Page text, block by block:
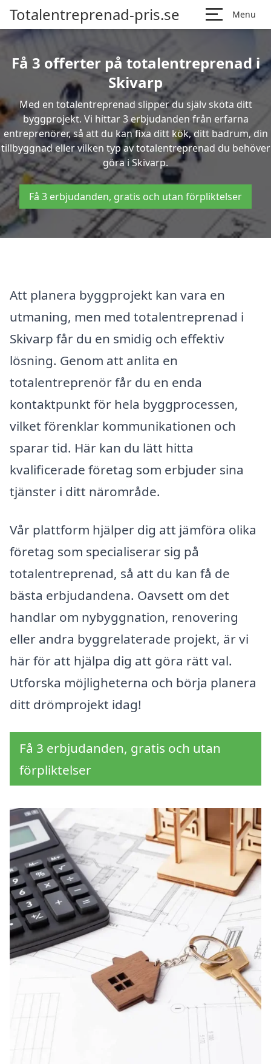
Totalentreprenad-pris.se Menu
Få 3 offerter på totalentreprenad i
Skivarp
Med en totalentreprenad slipper du själv sköta ditt
byggprojekt. Vi hittar 3 erbjudanden från erfarna
entreprenörer, så att du kan fixa ditt kök, ditt badrum, din
tillbyggnad eller vilken typ av totalentreprenad du behöver
göra i Skivarp.
Få 3 erbjudanden, gratis och utan förpliktelser
Att planera byggprojekt kan vara en
utmaning, men med totalentreprenad i
Skivarp får du en smidig och effektiv
lösning. Genom att anlita en
totalentreprenör får du en enda
kontaktpunkt för hela byggprocessen,
vilket förenklar kommunikationen och
sparar tid. Här kan du lätt hitta
kvalificerade företag som erbjuder sina
tjänster i ditt närområde.
Vår plattform hjälper dig att jämföra olika
företag som specialiserar sig på
totalentreprenad, så att du kan få de
bästa erbjudandena. Oavsett om det
handlar om nybyggnation, renovering
eller andra byggrelaterade projekt, är vi
här för att hjälpa dig att göra rätt val.
Utforska möjligheterna och börja planera
ditt drömprojekt idag!
Få 3 erbjudanden, gratis och utan
förpliktelser